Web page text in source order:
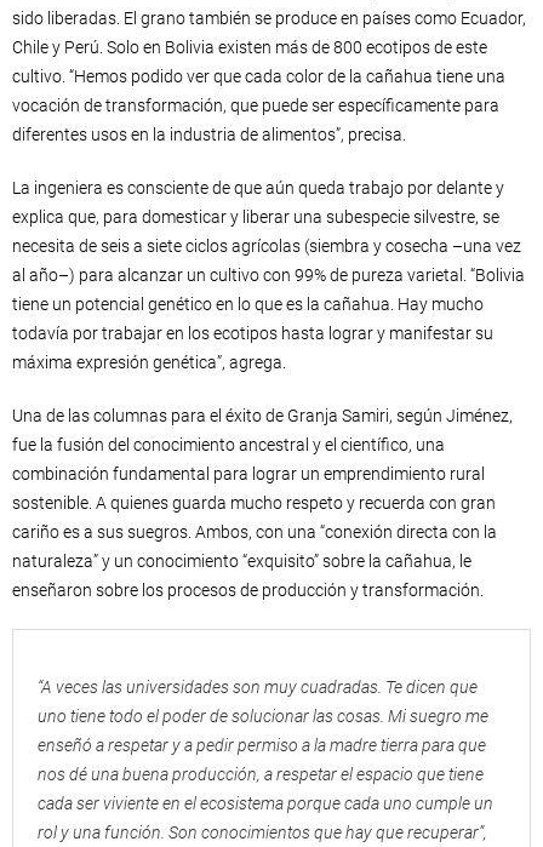
sido liberadas. El grano también se produce en países como Ecuador,
Chile y Perú. Solo en Bolivia existen más de 800 ecotipos de este
cultivo. “Hemos podido ver que cada color de la cañahua tiene una
vocación de transformación, que puede ser específicamente para
diferentes usos en la industria de alimentos”, precisa.
La ingeniera es consciente de que aún queda trabajo por delante y
explica que, para domesticar y liberar una subespecie silvestre, se
necesita de seis a siete ciclos agrícolas (siembra y cosecha –una vez
al año–) para alcanzar un cultivo con 99% de pureza varietal. “Bolivia
tiene un potencial genético en lo que es la cañahua. Hay mucho
todavía por trabajar en los ecotipos hasta lograr y manifestar su
máxima expresión genética”, agrega.
Una de las columnas para el éxito de Granja Samiri, según Jiménez,
fue la fusión del conocimiento ancestral y el científico, una
combinación fundamental para lograr un emprendimiento rural
sostenible. A quienes guarda mucho respeto y recuerda con gran
cariño es a sus suegros. Ambos, con una “conexión directa con la
naturaleza” y un conocimiento “exquisito” sobre la cañahua, le
enseñaron sobre los procesos de producción y transformación.
“A veces las universidades son muy cuadradas. Te dicen que
uno tiene todo el poder de solucionar las cosas. Mi suegro me
enseñó a respetar y a pedir permiso a la madre tierra para que
nos dé una buena producción, a respetar el espacio que tiene
cada ser viviente en el ecosistema porque cada uno cumple un
rol y una función. Son conocimientos que hay que recuperar”,